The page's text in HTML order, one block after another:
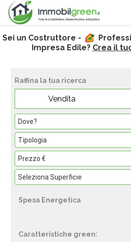
Sei un Costruttore -
Impresa Edile? Crea il
Raffina la tua ricerca
Vendita
Spesa Energetica
Caratteristiche green: